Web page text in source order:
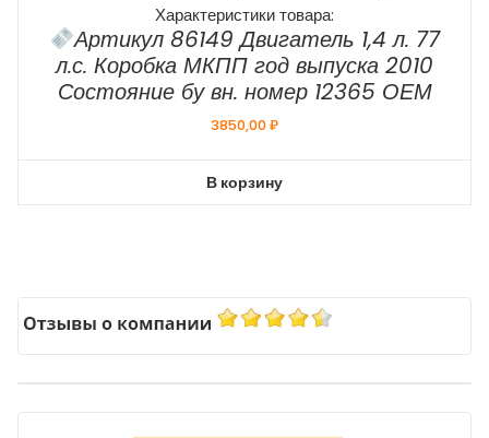
Характеристики товара:
Артикул 86149 Двигатель 1,4 л. 77
л.с. Коробка МКПП год выпуска 2010
Состояние бу вн. номер 12365 ОЕМ
3850,00₽
В корзину